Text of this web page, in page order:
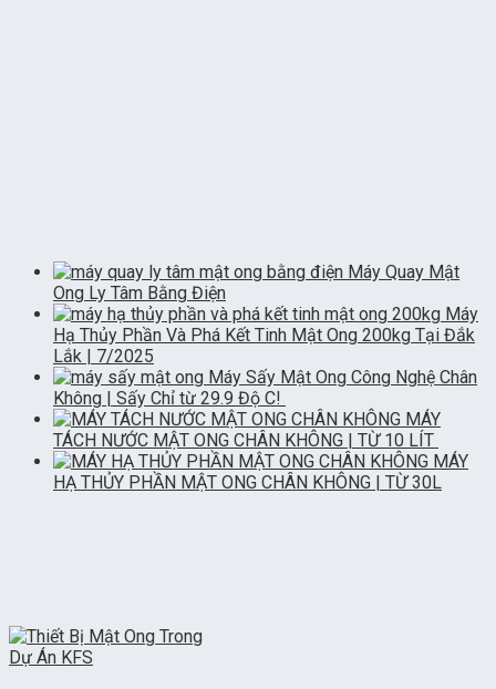
Máy Quay Mật
Ong Ly Tâm Bằng Điện
Máy
Hạ Thủy Phần Và Phá Kết Tinh Mật Ong 200kg Tại Đắk
Lắk | 7/2025
Máy Sấy Mật Ong Công Nghệ Chân
Không | Sấy Chỉ từ 29.9 Độ C!
MÁY
TÁCH NƯỚC MẬT ONG CHÂN KHÔNG | TỪ 10 LÍT
MÁY
HẠ THỦY PHẦN MẬT ONG CHÂN KHÔNG | TỪ 30L